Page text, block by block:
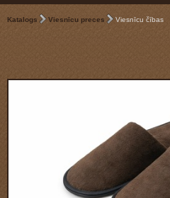
Katalogs Viesnīcu preces Viesnīcu čības